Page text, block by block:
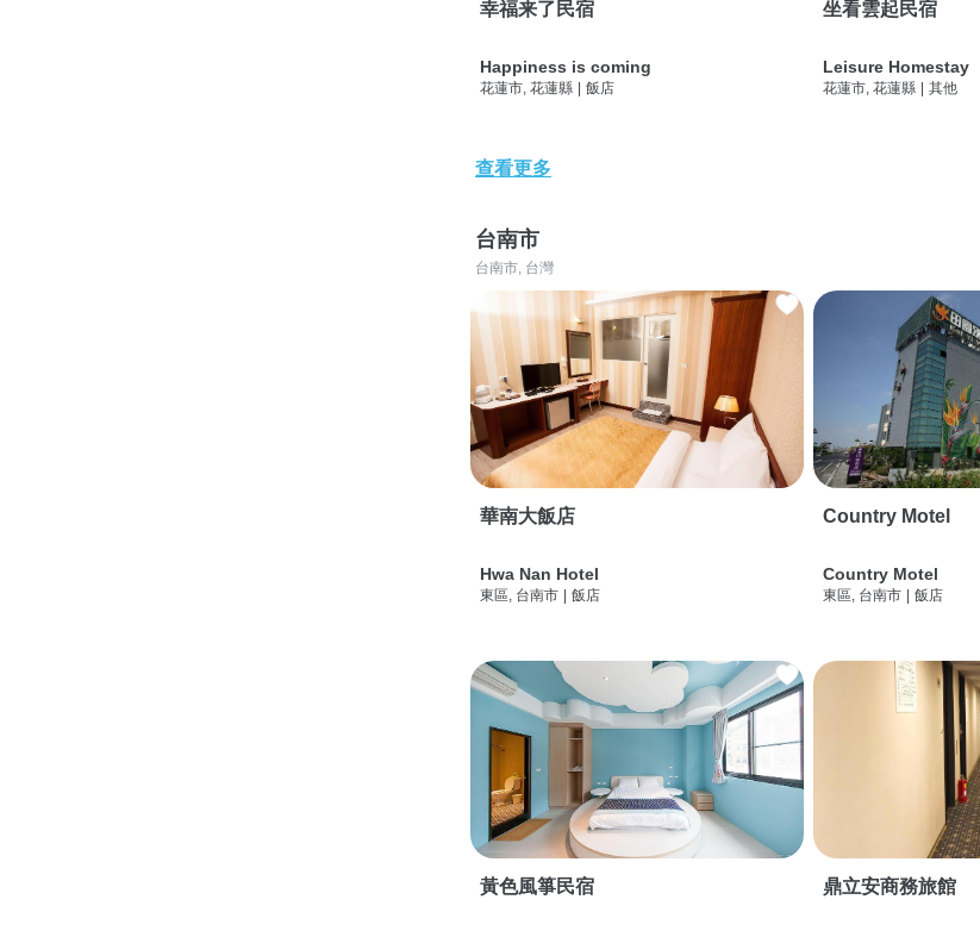
幸福来了民宿
Happiness is coming
花蓮市, 花蓮縣 飯店
坐看雲起民宿
Leisure Homestay
花蓮市, 花蓮縣 其他
查看更多
台南市
台南市, 台灣
華南大飯店
Hwa Nan Hotel
東區, 台南市 飯店
Country Motel
Country Motel
東區, 台南市 飯店
黃色風箏民宿 鼎立安商務旅館